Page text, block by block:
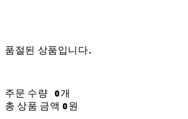
품절된 상품입니다.
주문 수량
0개
총 상품 금액 0원